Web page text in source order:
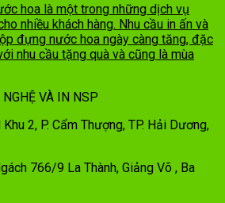
hoa là một trong những dịch vụ
nhiều khách hàng. Nhu cầu in ấn và
đựng nước hoa ngày càng tăng, đặc
nhu cầu tặng quà và cũng là mùa
VÀ IN NSP
Khu 2, P. Cẩm Thượng, TP. Hải Dương,
766/9 La Thành, Giảng Võ , Ba